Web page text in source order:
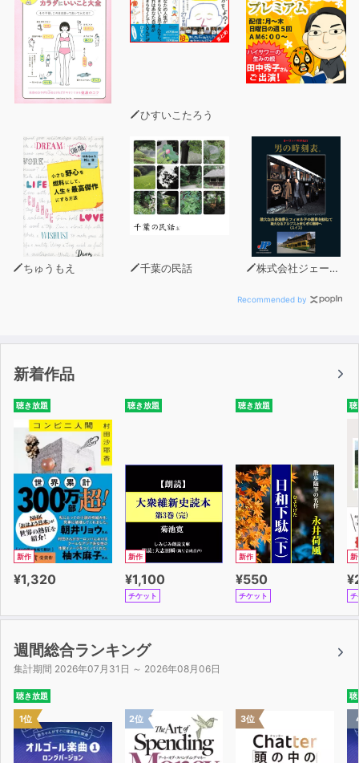
ひすいこたろう
ちゅうもえ 千葉の民話 株式会社ジェー・ピー
Recommended by
新着作品
聴き放題
新作
¥1,320
聴き放題
新作
¥1,100
チケット
聴き放題
新作
¥550
チケット
聴
新
チ
週間総合ランキング
集計期間 2026年07月31日 ～ 2026年08月06日
聴き放題
1位 2位 3位
聴